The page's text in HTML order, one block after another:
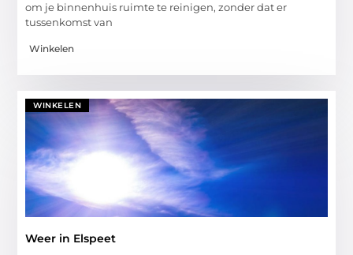
om je binnenhuis ruimte te reinigen, zonder dat er
tussenkomst van
Winkelen
WINKELEN
Weer in Elspeet